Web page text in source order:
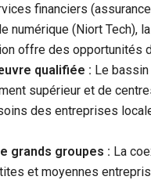
financiers
numérique (Niort Tech),
offre des opportunités
qualifiée : Le
supérieur et de
des entreprises
grands groupes : La
et moyennes